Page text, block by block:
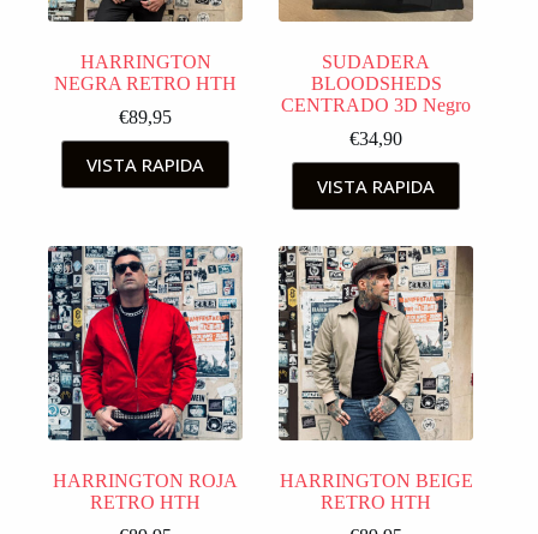
HARRINGTON
NEGRA RETRO HTH
€89,95
VISTA RAPIDA
SUDADERA
BLOODSHEDS
CENTRADO 3D Negro
€34,90
VISTA RAPIDA
HARRINGTON ROJA
RETRO HTH
HARRINGTON BEIGE
RETRO HTH